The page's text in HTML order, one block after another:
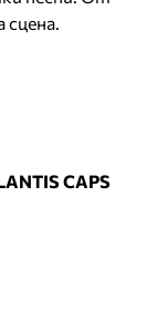
сцена.
CAPS